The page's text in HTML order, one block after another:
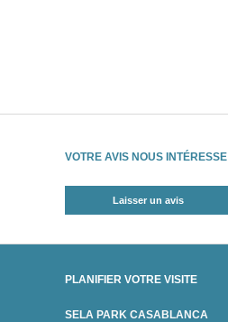
VOTRE AVIS NOUS INTÉRESSE
Laisser un avis
PLANIFIER VOTRE VISITE
SELA PARK CASABLANCA